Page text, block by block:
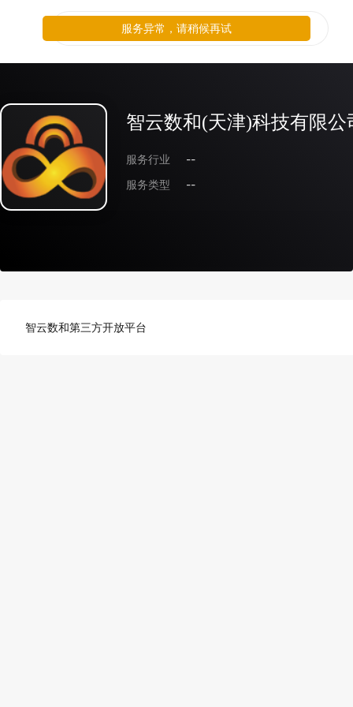
智云数和(天津)科技有限公
服务行业
--
服务类型
--
智云数和第三方开放平台
服务异常，请稍候再试